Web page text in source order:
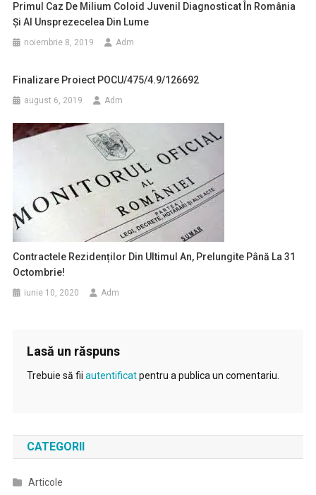
Primul Caz De Milium Coloid Juvenil Diagnosticat În România
Și Al Unsprezecelea Din Lume
noiembrie 8, 2019 Adm
Finalizare Proiect POCU/475/4.9/126692
august 6, 2019 Adm
Contractele Rezidenților Din Ultimul An, Prelungite Până La 31
Octombrie!
iunie 10, 2020 Adm
Lasă un răspuns
Trebuie să fii autentificatpentru a publica un comentariu.
CATEGORII
Articole